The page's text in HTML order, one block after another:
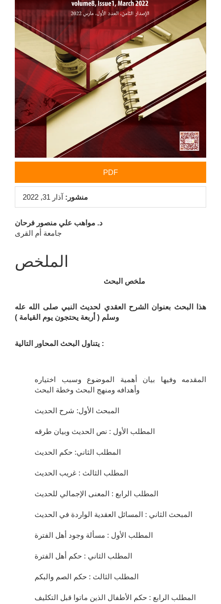
PDF
منشور: آذار 31, 2022
محتوى
المقالة
الرئيسي
د. مواهب علي منصور فرحان
جامعة أم القرى
الملخص
ملخص البحث
هذا البحث بعنوان الشرح العقدي لحديث النبي صلى الله عله
وسلم ( أربعة يحتجون يوم القيامة )
يتناول البحث المحاور التالية :
المقدمه وفيها بيان أهمية الموضوع وسبب اختياره
وأهدافه ومنهج البحث وخطة البحث
المبحث الأول: شرح الحديث
المطلب الأول : نص الحديث وبيان طرقه
المطلب الثاني: حكم الحديث
المطلب الثالث : غريب الحديث
المطلب الرابع : المعنى الإجمالي للحديث
المبحث الثاني : المسائل العقدية الواردة في الحديث
المطلب الأول : مسألة وجود أهل الفترة
المطلب الثاني : حكم أهل الفترة
المطلب الثالث : حكم الصم والبكم
المطلب الرابع : حكم الأطفال الذين ماتوا قبل التكليف